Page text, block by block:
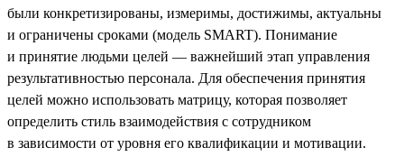
были конкретизированы, измеримы, достижимы, актуальны
и ограничены сроками (модель SMART). Понимание
и принятие людьми целей — важнейший этап управления
результативностью персонала. Для обеспечения принятия
целей можно использовать матрицу, которая позволяет
определить стиль взаимодействия с сотрудником
в зависимости от уровня его квалификации и мотивации.